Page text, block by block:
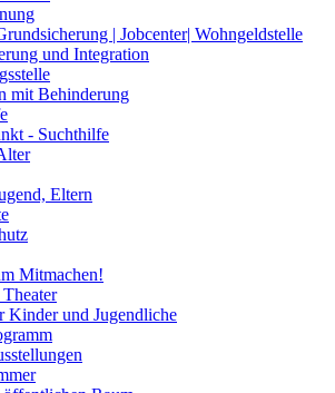
| Jobcenter| Wohngeldstelle
und Integration
mit Behinderung
- Suchthilfe
Eltern
Mitmachen!
Kinder und Jugendliche